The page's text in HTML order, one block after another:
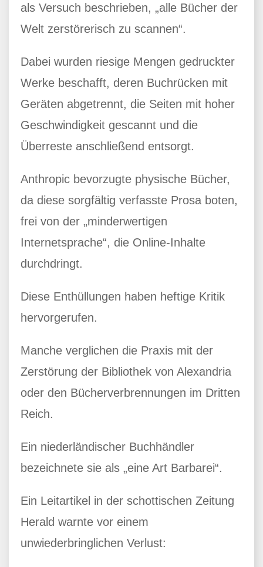
als Versuch beschrieben, „alle Bücher der
Welt zerstörerisch zu scannen“.
Dabei wurden riesige Mengen gedruckter
Werke beschafft, deren Buchrücken mit
Geräten abgetrennt, die Seiten mit hoher
Geschwindigkeit gescannt und die
Überreste anschließend entsorgt.
Anthropic bevorzugte physische Bücher,
da diese sorgfältig verfasste Prosa boten,
frei von der „minderwertigen
Internetsprache“, die Online-Inhalte
durchdringt.
Diese Enthüllungen haben heftige Kritik
hervorgerufen.
Manche verglichen die Praxis mit der
Zerstörung der Bibliothek von Alexandria
oder den Bücherverbrennungen im Dritten
Reich.
Ein niederländischer Buchhändler
bezeichnete sie als „eine Art Barbarei“.
Ein Leitartikel in der schottischen Zeitung
Herald warnte vor einem
unwiederbringlichen Verlust: